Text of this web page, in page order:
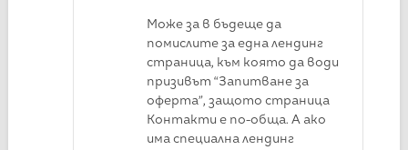
Може за в бъдеще да
помислите за една лендинг
страница, към която да води
призивът “Запитване за
оферта”, защото страница
Контакти е по-обща. А ако
има специална лендинг